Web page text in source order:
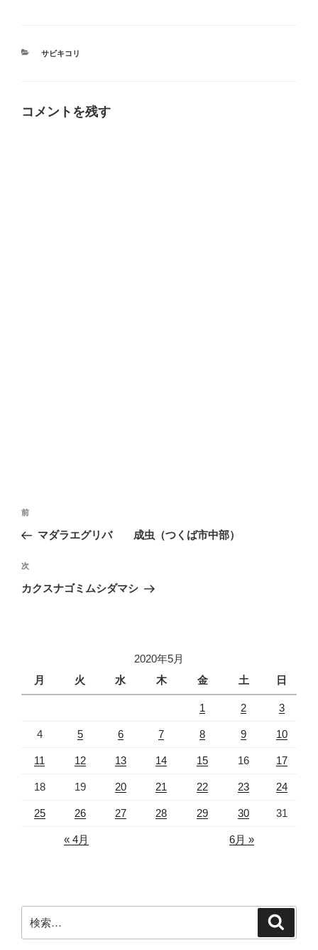
カ
ー
サビキコリ
コメントを残す
投
ナ
ビ
ゲ
前
の
稿
前
マダラエグリバ 成虫（つくば市中部）
次
の
次
カクスナゴミムシダマシ
2020年5月
月
火 水 木 金 土 日
1 2 3
4 5 6 7 8 9 10
11 12 13 14 15 16 17
18 19 20 21 22 23 24
25 26 27 28 29 30 31
« 4月 6月 »
索: